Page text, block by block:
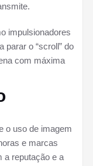
impulsionadores
parar o “scroll” do
com máxima
o uso de imagem
e marcas
a reputação e a